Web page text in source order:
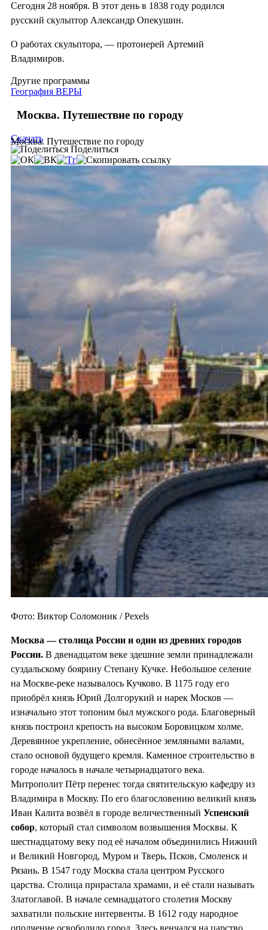
Сегодня 28 ноября. В этот день в 1838 году родился
русский скульптор Александр Опекушин.
О работах скульптора, — протоиерей Артемий
Владимиров.
Другие программы
География ВЕРЫ
Москва. Путешествие по городу
Москва. Путешествие по городу
Скачать
Поделиться
Фото: Виктор Соломоник / Pexels
Москва — столица России и один из древних городов
России. В двенадцатом веке здешние земли принадлежали
суздальскому боярину Степану Кучке. Небольшое селение
на Москве-реке называлось Кучково. В 1175 году его
приобрёл князь Юрий Долгорукий и нарек Москов —
изначально этот топоним был мужского рода. Благоверный
князь построил крепость на высоком Боровицком холме.
Деревянное укрепление, обнесённое земляными валами,
стало основой будущего кремля. Каменное строительство в
городе началось в начале четырнадцатого века.
Митрополит Пётр перенес тогда святительскую кафедру из
Владимира в Москву. По его благословению великий князь
Иван Калита возвёл в городе величественный Успенский
собор, который стал символом возвышения Москвы. К
шестнадцатому веку под её началом объединились Нижний
и Великий Новгород, Муром и Тверь, Псков, Смоленск и
Рязань. В 1547 году Москва стала центром Русского
царства. Столица прирастала храмами, и её стали называть
Златоглавой. В начале семнадцатого столетия Москву
захватили польские интервенты. В 1612 году народное
ополчение освободило город. Здесь венчался на царство